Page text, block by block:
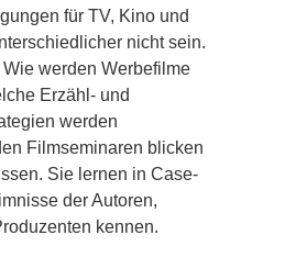
für TV, Kino und
nicht sein.
werden Werbefilme
Erzähl- und
werden
Filmseminaren blicken
Sie lernen in Case-
der Autoren,
kennen.